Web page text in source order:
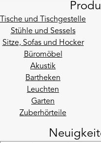
Tische und Tischgestelle
Stühle und Sessels
Sitze, Sofas und Hocker
Büromöbel
Akustik
Bartheken
Leuchten
Garten
Zuberhörteile